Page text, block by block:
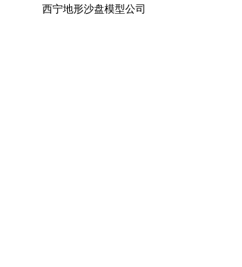
西宁地形沙盘模型公司